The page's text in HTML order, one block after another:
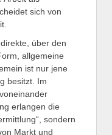
sich von
über den
allgemeine
ist nur jene
besitzt. Im
erlangen die
sondern
Markt und